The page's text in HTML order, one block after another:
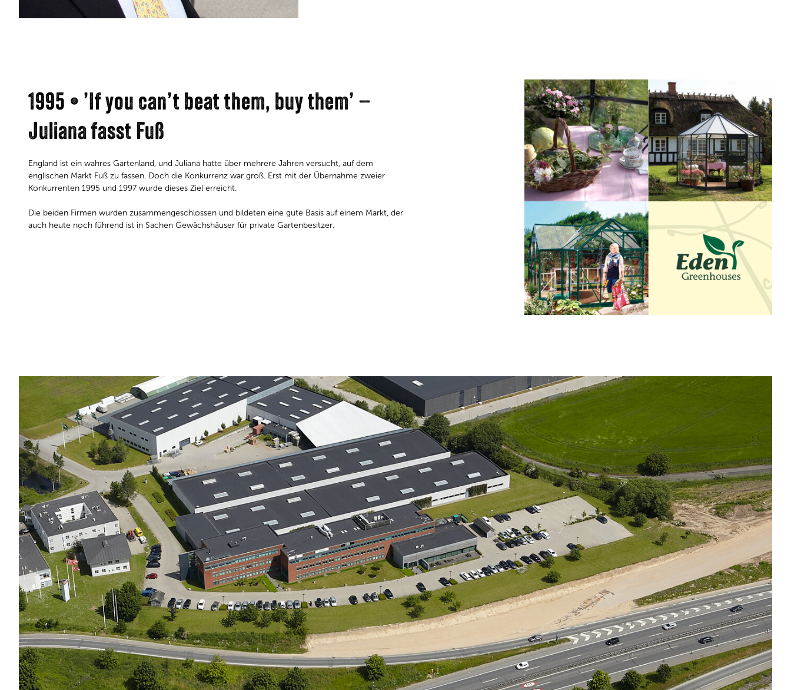
1995 • ’If you can’t beat them, buy them’ –
Juliana fasst Fuß
England ist ein wahres Gartenland, und Juliana hatte über mehrere Jahren versucht, auf dem
englischen Markt Fuß zu fassen. Doch die Konkurrenz war groß. Erst mit der Übernahme zweier
Konkurrenten 1995 und 1997 wurde dieses Ziel erreicht.
Die beiden Firmen wurden zusammengeschlossen und bildeten eine gute Basis auf einem Markt, der
auch heute noch führend ist in Sachen Gewächshäuser für private Gartenbesitzer.